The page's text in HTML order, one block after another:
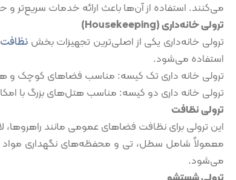
می‌کنند. استفاده از آن‌ها باعث ارائه خدمات سریع‌تر
ترولی خانه‌داری (Housekeeping)
ترولی خانه‌داری یکی از اصلی‌ترین تجهیزات بخش
استفاده می‌شود.
ترولی خانه داری تک کیسه: مناسب فضاهای کوچک
ترولی خانه داری دو کیسه: مناسب هتل‌های بزرگ با
ترولی نظافت
این ترولی برای نظافت فضاهای عمومی مانند
معمولاً شامل سطل، تی و محفظه‌های نگهداری
می‌شود.